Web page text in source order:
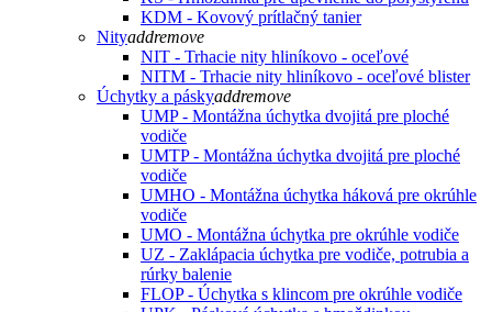
KDM - Kovový prítlačný tanier
Nityaddremove
NIT - Trhacie nity hliníkovo - oceľové
NITM - Trhacie nity hliníkovo - oceľové blister
Úchytky a páskyaddremove
UMP - Montážna úchytka dvojitá pre ploché
vodiče
UMTP - Montážna úchytka dvojitá pre ploché
vodiče
UMHO - Montážna úchytka háková pre okrúhle
vodiče
UMO - Montážna úchytka pre okrúhle vodiče
UZ - Zaklápacia úchytka pre vodiče, potrubia a
rúrky balenie
FLOP - Úchytka s klincom pre okrúhle vodiče